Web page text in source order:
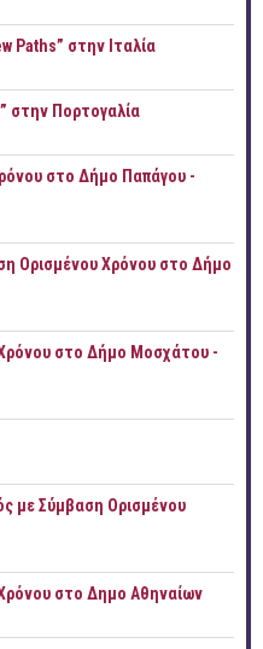
Paths” στην Ιταλία
στην Πορτογαλία
στο Δήμο Παπάγου -
Ορισμένου Χρόνου στο Δήμο
στο Δήμο Μοσχάτου -
με Σύμβαση Ορισμένου
στο Δημο Αθηναίων